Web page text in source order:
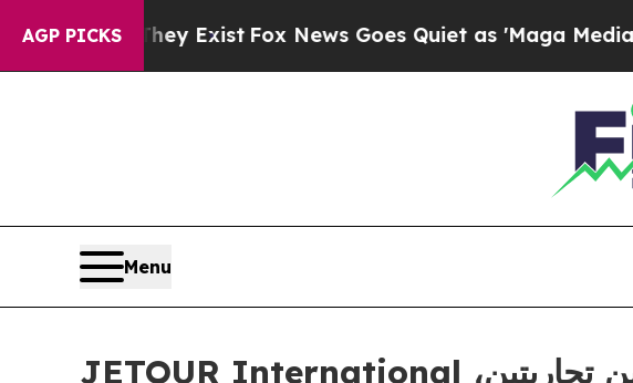
AGP PICKS
ExistFox News Goes Quiet as 'Maga Media Pipeline'
Menu
JETOUR International تعقد أول مؤتمر سنوي عالمي للأعمال يجمع علامتين تجاريتين،